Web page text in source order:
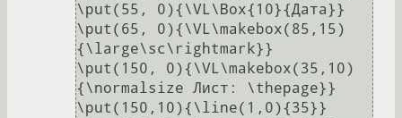
\put(55, 0){\VL\Box{10}{Дата}}
\put(65, 0){\VL\makebox(85,15)
{\large\sc\rightmark}}
\put(150, 0){\VL\makebox(35,10)
{\normalsize Лист: \thepage}}
\put(150,10){\line(1,0){35}}